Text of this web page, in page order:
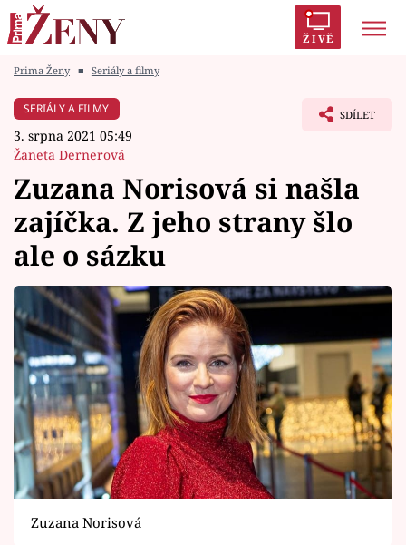
ŽIVĚ
Módní alarm
Témata
Celebrity
Vztahy
Seriály
Horoskopy
Sledujte prima+
Filmový festival Karlovy Vary
Prima Ženy ■ Seriály a filmy
SERIÁLY A FILMY
3. srpna 2021 05:49
Žaneta Dernerová
SDÍLET
Zuzana Norisová si našla
zajíčka. Z jeho strany šlo
ale o sázku
Zuzana Norisová